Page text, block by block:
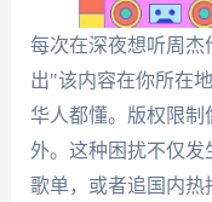
每次在深夜想听周杰
出"该内容在你所在
华人都懂。版权限制
外。这种困扰不仅发
歌单，或者追国内热